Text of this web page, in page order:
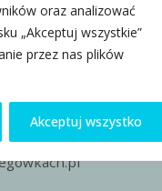
oraz analizować
„Akceptuj wszystkie”
przez nas plików
Akceptuj wszystko